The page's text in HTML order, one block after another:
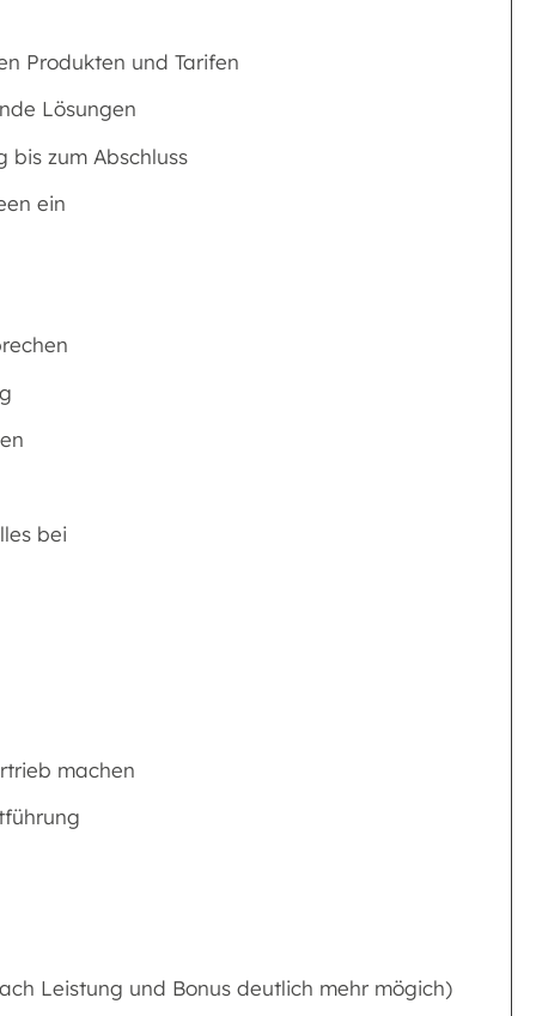
Produkten und Tarifen
Lösungen
bis zum Abschluss
ein
bei
machen
Leistung und Bonus deutlich mehr mögich)